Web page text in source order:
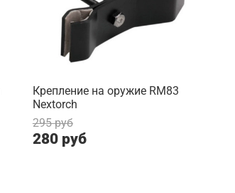
Крепление на оружие RM83
Nextorch
295 руб
280 руб